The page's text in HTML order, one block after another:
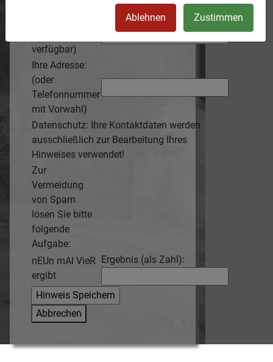
verfügbar)
Ihre Adresse:
(oder
Telefonnummer
mit Vorwahl)
Datenschutz: Ihre Kontaktdaten werden
ausschließlich zur Bearbeitung Ihres
Hinweises verwendet!
Zur
Vermeidung
von Spam
lösen Sie bitte
folgende
Aufgabe:
nEUn mAl VieR
ergibt
Ergebnis (als Zahl):
Abbrechen
Ablehnen Zustimmen